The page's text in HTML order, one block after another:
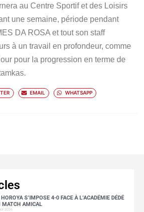
au Centre Sportif et des Loisirs
une semaine, période pendant
DA ROSA et tout son staff
à un travail en profondeur, comme
pour la progression en terme de
EMAIL WHATSAPP
S’IMPOSE 4-0 FACE À L’ACADÉMIE DÉDÉ
MATCH AMICAL
2026